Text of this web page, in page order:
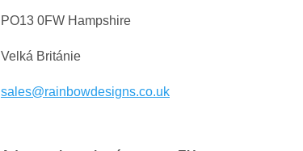
PO13 0FW Hampshire
Velká Británie
sales@rainbowdesigns.co.uk